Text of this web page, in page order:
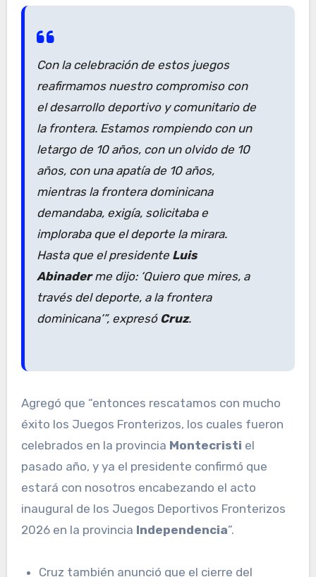
Con la celebración de estos juegos
reafirmamos nuestro compromiso con
el desarrollo deportivo y comunitario de
la frontera. Estamos rompiendo con un
letargo de 10 años, con un olvido de 10
años, con una apatía de 10 años,
mientras la frontera dominicana
demandaba, exigía, solicitaba e
imploraba que el deporte la mirara.
Hasta que el presidente Luis
Abinaderme dijo: ‘Quiero que mires, a
través del deporte, a la frontera
dominicana’”, expresó Cruz.
Agregó que “entonces rescatamos con mucho
éxito los Juegos Fronterizos, los cuales fueron
celebrados en la provincia Montecristi el
pasado año, y ya el presidente confirmó que
estará con nosotros encabezando el acto
inaugural de los Juegos Deportivos Fronterizos
2026 en la provincia Independencia”.
Cruz también anunció que el cierre del